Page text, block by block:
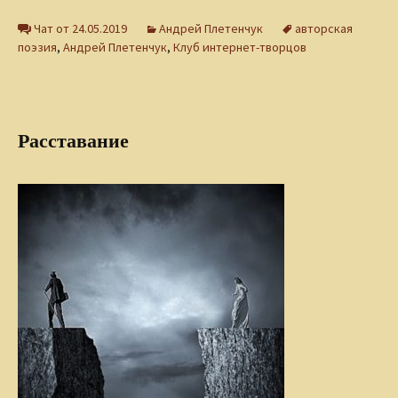
Чат от 24.05.2019 Андрей Плетенчук
авторская
поэзия, Андрей Плетенчук, Клуб интернет-творцов
Расставание